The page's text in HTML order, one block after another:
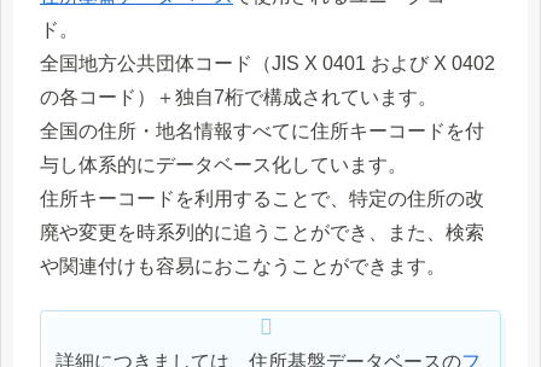
ド。
全国地方公共団体コード（JIS X 0401 および X 0402
の各コード）＋独自7桁で構成されています。
全国の住所・地名情報すべてに住所キーコードを付
与し体系的にデータベース化しています。
住所キーコードを利用することで、特定の住所の改
廃や変更を時系列的に追うことができ、また、検索
や関連付けも容易におこなうことができます。
詳細につきましては、住所基盤データベースのフ